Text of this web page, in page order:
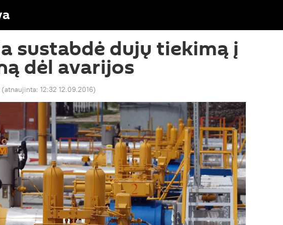
sustabdė dujų tiekimą į
dėl avarijos
(atnaujinta: 12:32 12.09.2016)